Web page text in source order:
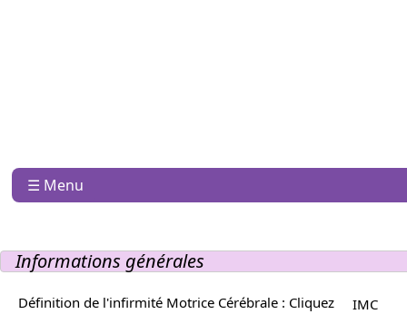
☰ Menu
Informations générales
Définition de l'infirmité Motrice Cérébrale : Cliquez IMC